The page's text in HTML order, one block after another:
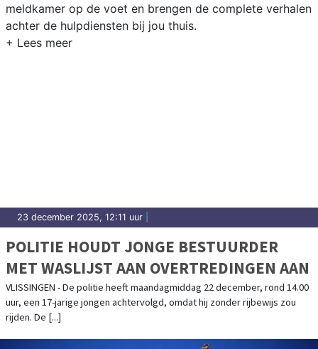
meldkamer op de voet en brengen de complete verhalen
achter de hulpdiensten bij jou thuis.
23 december 2025, 12:11 uur
POLITIE HOUDT JONGE BESTUURDER
MET WASLIJST AAN OVERTREDINGEN AAN
VLISSINGEN - De politie heeft maandagmiddag 22 december, rond 14.00
uur, een 17-jarige jongen achtervolgd, omdat hij zonder rijbewijs zou
rijden. De [...]